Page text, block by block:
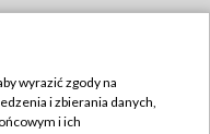
wyrazić zgody na
i zbierania danych,
i ich